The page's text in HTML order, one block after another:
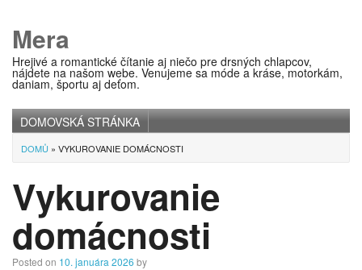
Mera
Hrejivé a romantické čítanie aj niečo pre drsných chlapcov,
nájdete na našom webe. Venujeme sa móde a kráse, motorkám,
daniam, športu aj deťom.
Main menu
DOMOVSKÁ STRÁNKA
DOMŮ » VYKUROVANIE DOMÁCNOSTI
Vykurovanie
domácnosti
Posted on 10. januára 2026 by